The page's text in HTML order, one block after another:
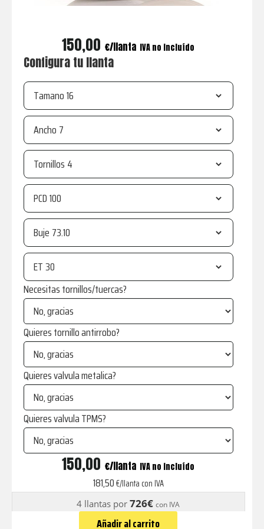
150,00 € IVA no incluído
Configura tu llanta
Tamano
Ancho
Tornillos
PCD
Buje
ET
Necesitas tornillos/tuercas?
Quieres tornillo antirrobo?
Quieres valvula metalica?
Quieres valvula TPMS?
Dark
Anodized
150,00 € IVA no incluído
181,50€/llanta con IVA
4 llantas por726€ con IVA
Añadir al carrito